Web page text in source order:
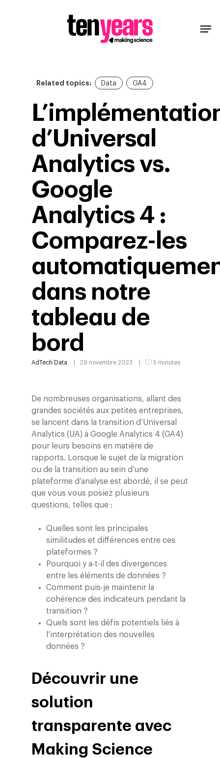
Related topics: Data GA4
d’Universal
Analytics vs.
Google
Analytics 4 :
Comparez-les
dans notre
tableau de
bord
AdTech Data 29 novembre 2023 5 minutes
De nombreuses organisations, allant des
grandes sociétés aux petites entreprises,
se lancent dans la transition d’Universal
Analytics (UA) à Google Analytics 4 (GA4)
pour leurs besoins en matière de
rapports. Lorsque le sujet de la migration
ou de la transition au sein d’une
plateforme d’analyse est abordé, il se peut
que vous vous posiez plusieurs
questions, telles que :
Quelles sont les principales
similitudes et différences entre ces
plateformes ?
Pourquoi y a-t-il des divergences
entre les éléments de données ?
Comment puis-je maintenir la
cohérence des indicateurs pendant la
transition ?
Quels sont les défis potentiels liés à
l’interprétation des nouvelles
données ?
Découvrir une
solution
transparente avec
Making Science